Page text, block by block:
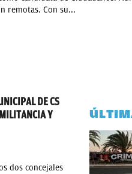
remotas. Con su...
DE CS
Y
dos concejales